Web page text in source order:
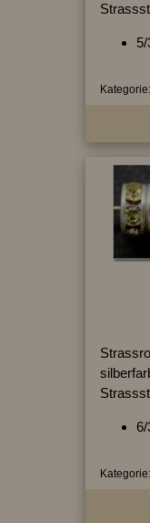
Kategorie:
6/
Kategorie: